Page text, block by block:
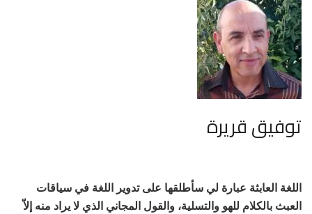
توفيق قريرة
اللغة العابثة عبارة لي سأطلقها على تدوير اللغة في سياقات
العبث بالكلام للهو والتسلية، والقول المجاني الذي لا يراد منه إلاّ